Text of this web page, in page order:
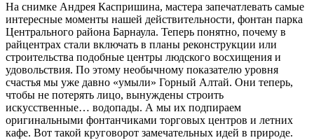
На снимке Андрея Каспришина, мастера запечатлевать самые
интересные моменты нашей действительности, фонтан парка
Центрального района Барнаула. Теперь понятно, почему в
райцентрах стали включать в планы реконструкции или
строительства подобные центры людского восхищения и
удовольствия. По этому необычному показателю уровня
счастья мы уже давно «умыли» Горный Алтай. Они теперь,
чтобы не потерять лицо, вынуждены строить
искусственные… водопады. А мы их подпираем
оригинальными фонтанчиками торговых центров и летних
кафе. Вот такой круговорот замечательных идей в природе.